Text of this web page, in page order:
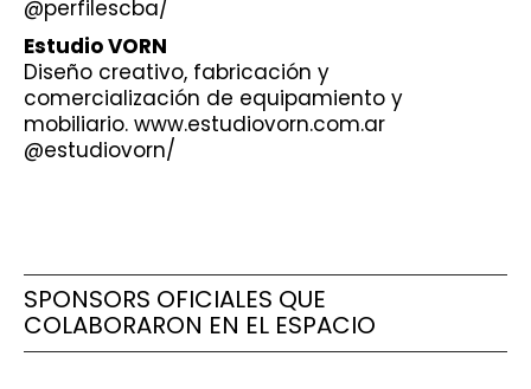
@perfilescba/
Estudio VORN
Diseño creativo, fabricación y
comercialización de equipamiento y
mobiliario. www.estudiovorn.com.ar
@estudiovorn/
SPONSORS OFICIALES QUE
COLABORARON EN EL ESPACIO